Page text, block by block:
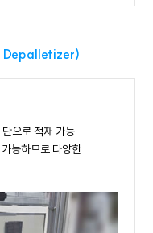
Depalletizer)
으로 적재 가능
능하므로 다양한